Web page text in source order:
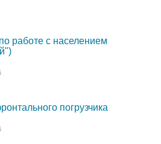
работе с населением
погрузчика